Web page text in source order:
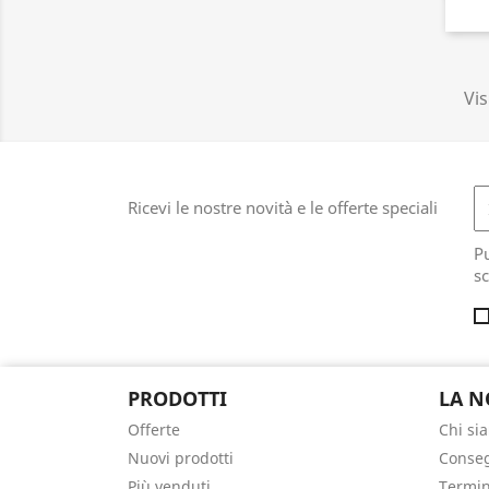
Ricevi le nostre novità e le offerte speciali
PRODOTTI
Offerte
Nuovi prodotti
LA
Chi